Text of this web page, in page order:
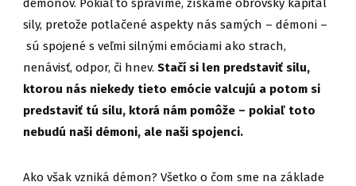
démonov. Pokiaľ to spravíme, získame obrovský kapitál
sily, pretože potlačené aspekty nás samých – démoni –
sú spojené s veľmi silnými emóciami ako strach,
nenávisť, odpor, či hnev.Stačí si len predstaviť silu,
ktorou nás niekedy tieto emócie valcujú a potom si
predstaviť tú silu, ktorá nám pomôže – pokiaľ toto
nebudú naši démoni, ale naši spojenci.
Ako však vzniká démon? Všetko o čom sme na základe